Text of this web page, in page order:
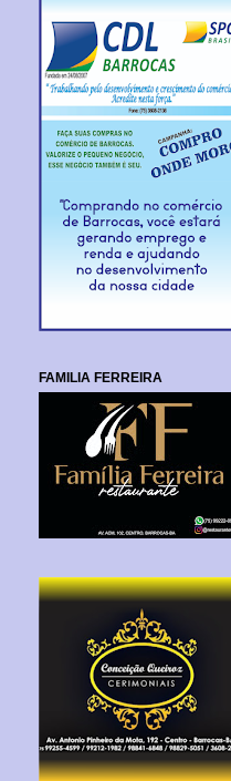
FAMILIA FERREIRA